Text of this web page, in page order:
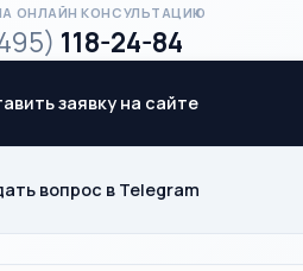
ОНЛАЙН КОНСУЛЬТАЦИЮ
118-24-84
заявку на сайте
вопрос в Telegram